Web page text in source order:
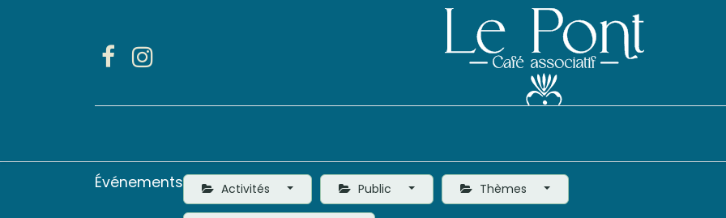
Événements Activités Public Thèmes